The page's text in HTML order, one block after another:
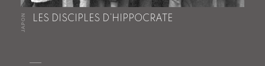
JAPON LES DISCIPLES D’HIPPOCRATE